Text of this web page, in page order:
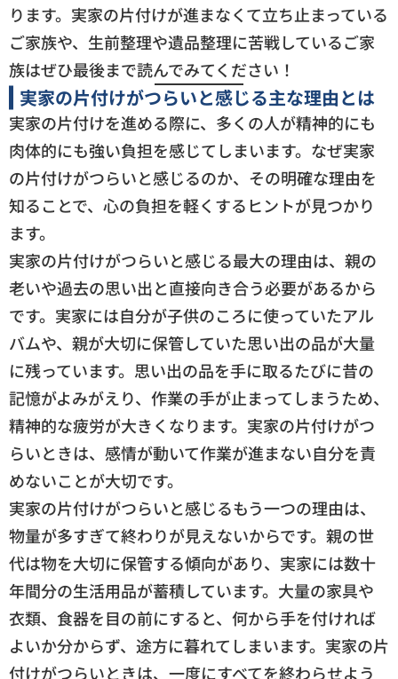
ります。実家の片付けが進まなくて立ち止まっている
ご家族や、生前整理や遺品整理に苦戦しているご家
族はぜひ最後まで読んでみてください！
実家の片付けがつらいと感じる主な理由とは
実家の片付けを進める際に、多くの人が精神的にも
肉体的にも強い負担を感じてしまいます。なぜ実家
の片付けがつらいと感じるのか、その明確な理由を
知ることで、心の負担を軽くするヒントが見つかり
ます。
実家の片付けがつらいと感じる最大の理由は、親の
老いや過去の思い出と直接向き合う必要があるから
です。実家には自分が子供のころに使っていたアル
バムや、親が大切に保管していた思い出の品が大量
に残っています。思い出の品を手に取るたびに昔の
記憶がよみがえり、作業の手が止まってしまうため、
精神的な疲労が大きくなります。実家の片付けがつ
らいときは、感情が動いて作業が進まない自分を責
めないことが大切です。
実家の片付けがつらいと感じるもう一つの理由は、
物量が多すぎて終わりが見えないからです。親の世
代は物を大切に保管する傾向があり、実家には数十
年間分の生活用品が蓄積しています。大量の家具や
衣類、食器を目の前にすると、何から手を付ければ
よいか分からず、途方に暮れてしまいます。実家の片
付けがつらいときは、一度にすべてを終わらせよう